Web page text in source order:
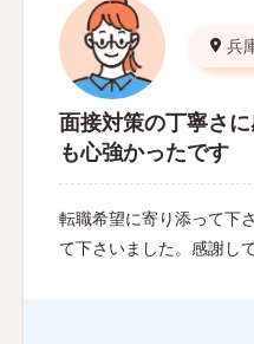
兵
面接対策の丁寧さ
も心強かったです
転職希望に寄り添って下
て下さいました。感謝し